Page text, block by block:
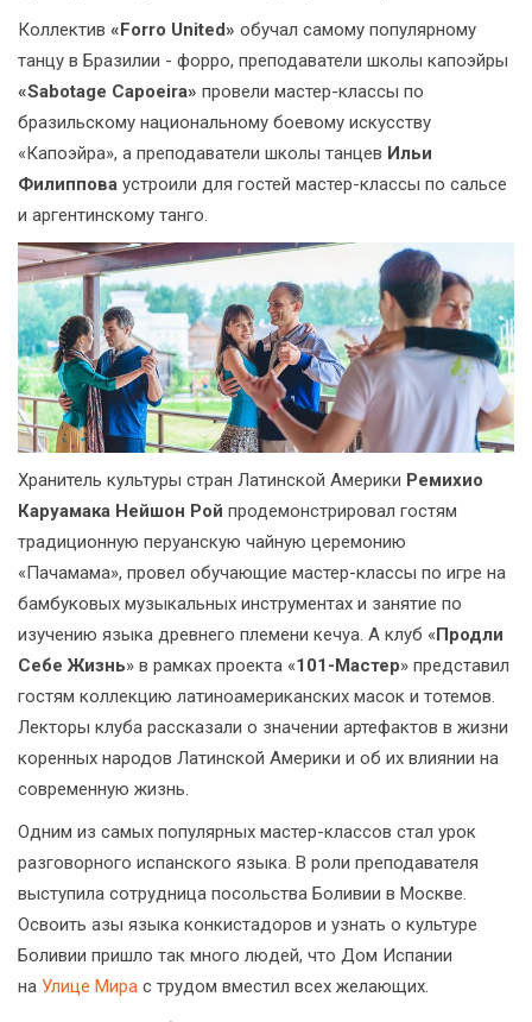
Коллектив «Forro United» обучал самому популярному
танцу в Бразилии - форро, преподаватели школы капоэйры
«Sabotage Capoeira» провели мастер-классы по
бразильскому национальному боевому искусству
«Капоэйра», а преподаватели школы танцев Ильи
Филиппова устроили для гостей мастер-классы по сальсе
и аргентинскому танго.
Хранитель культуры стран Латинской Америки Ремихио
Каруамака Нейшон Рой продемонстрировал гостям
традиционную перуанскую чайную церемонию
«Пачамама», провел обучающие мастер-классы по игре на
бамбуковых музыкальных инструментах и занятие по
изучению языка древнего племени кечуа. А клуб « Продли
Себе Жизнь» в рамках проекта «101-Мастер» представил
гостям коллекцию латиноамериканских масок и тотемов.
Лекторы клуба рассказали о значении артефактов в жизни
коренных народов Латинской Америки и об их влиянии на
современную жизнь.
Одним из самых популярных мастер-классов стал урок
разговорного испанского языка. В роли преподавателя
выступила сотрудница посольства Боливии в Москве.
Освоить азы языка конкистадоров и узнать о культуре
Боливии пришло так много людей, что Дом Испании
на Улице Мира с трудом вместил всех желающих.